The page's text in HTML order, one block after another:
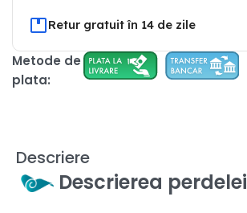
Retur gratuit în 14 de zile
Metode de
plata:
Descriere
Descrierea perdelei